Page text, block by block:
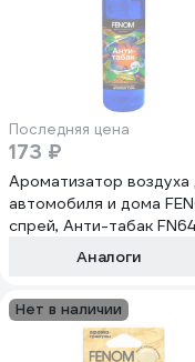
Последняя цена
173 ₽
Ароматизатор воздуха
автомобиля и дома
спрей, Анти-табак
Аналоги
Нет в наличии